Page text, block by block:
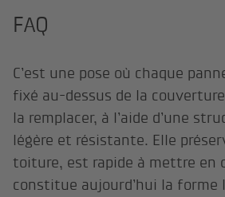
FAQ
C’est une pose où chaque
fixé au-dessus de la
la remplacer, à l’aide d’une
légère et résistante. Elle
toiture, est rapide à mettre en
constitue aujourd’hui la forme